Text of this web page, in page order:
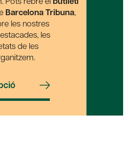
Barcelona Tribuna,
les nostres
les
de les